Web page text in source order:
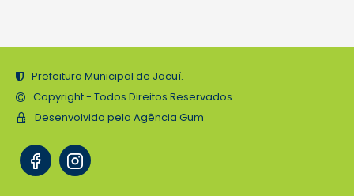
Prefeitura Municipal de Jacuí.
Copyright - Todos Direitos Reservados
Desenvolvido pela Agência Gum